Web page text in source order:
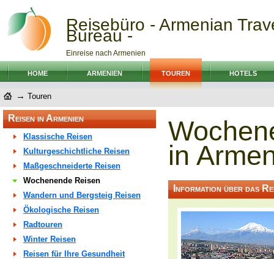
Reisebüro - Armenian
Bureau -
Einreise nach Armenien
HOME ARMENIEN TOUREN HOTELS
→ Touren
Reisen in Armenien
Klassische Reisen
Kulturgeschichtliche Reisen
Maßgeschneiderte Reisen
Wochenende Reisen
Wandern und Bergsteig Reisen
Ökologische Reisen
Radtouren
Winter Reisen
Reisen für Ihre Gesundheit
in
Information über das